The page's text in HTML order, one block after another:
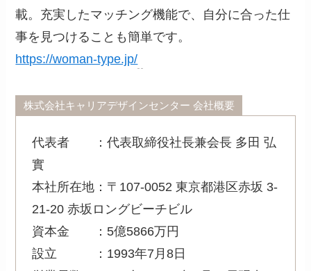
載。充実したマッチング機能で、自分に合った仕
事を見つけることも簡単です。
https://woman-type.jp/
株式会社キャリアデザインセンター 会社概要
代表者 ：代表取締役社長兼会長 多田 弘
實
本社所在地：〒107-0052 東京都港区赤坂 3-
21-20 赤坂ロングビーチビル
資本金 ：5億5866万円
設立 ：1993年7月8日